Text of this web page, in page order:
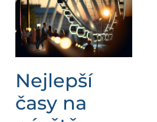
Nejlepší
časy na